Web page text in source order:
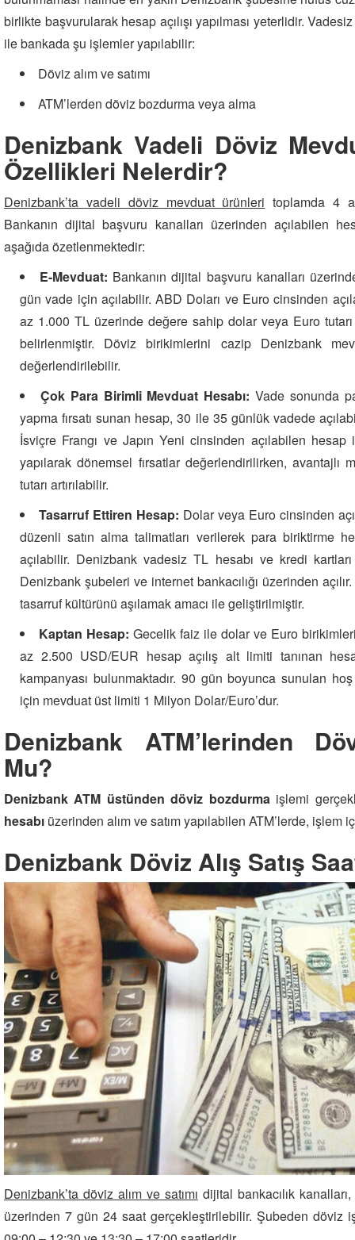
birlikte başvurularak hesap açılışı yapılması yeterlidir.
ile bankada şu işlemler yapılabilir:
Döviz alım ve satımı
ATM’lerden döviz bozdurma veya alma
Denizbank Vadeli Döviz
Özellikleri Nelerdir?
Denizbank’ta vadeli döviz mevduat ürünleri toplamda 4
Bankanın dijital başvuru kanalları üzerinden açılabilen
aşağıda özetlenmektedir:
E-Mevduat: Bankanın dijital başvuru kanalları
gün vade için açılabilir. ABD Doları ve Euro cinsinden
az 1.000 TL üzerinde değere sahip dolar veya Euro tutarı
belirlenmiştir. Döviz birikimlerini cazip Denizbank
değerlendirilebilir.
Çok Para Birimli Mevduat Hesabı:Vade sonunda
yapma fırsatı sunan hesap, 30 ile 35 günlük vadede
İsviçre Frangı ve Japın Yeni cinsinden açılabilen
yapılarak dönemsel fırsatlar değerlendirilirken,
tutarı artırılabilir.
Tasarruf Ettiren Hesap: Dolar veya Euro cinsinden
düzenli satın alma talimatları verilerek para biriktirme
açılabilir. Denizbank vadesiz TL hesabı ve kredi
Denizbank şubeleri ve internet bankacılığı üzerinden
tasarruf kültürünü aşılamak amacı ile geliştirilmiştir.
Kaptan Hesap: Gecelik faiz ile dolar ve Euro
az 2.500 USD/EUR hesap açılış alt limiti tanınan
kampanyası bulunmaktadır. 90 gün boyunca sunulan
için mevduat üst limiti 1 Milyon Dolar/Euro’dur.
Denizbank ATM’lerinden
Mu?
Denizbank ATM üstünden döviz bozdurmaişlemi
hesabı üzerinden alım ve satım yapılabilen ATM’lerde, işlem
Denizbank Döviz Alış Satış
Denizbank’ta döviz alım ve satımı dijital bankacılık
üzerinden 7 gün 24 saat gerçekleştirilebilir. Şubeden döviz